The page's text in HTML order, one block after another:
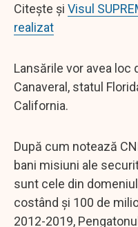
Citește și Visul
realizat
Lansările vor avea loc
Canaveral, statul
California.
După cum notează
bani misiuni ale
sunt cele din
costând și 100 de
2012-2019,